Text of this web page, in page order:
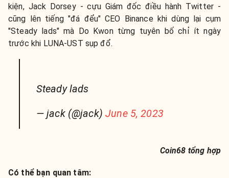
kiện, Jack Dorsey - cựu Giám đốc điều hành Twitter -
cũng lên tiếng "đá đểu" CEO Binance khi dùng lại cụm
"Steady lads" mà Do Kwon từng tuyên bố chỉ ít ngày
trước khi LUNA-UST sụp đổ.
Steady lads
— jack (@jack)June 5, 2023
Coin68 tổng hợp
Có thể bạn quan tâm: